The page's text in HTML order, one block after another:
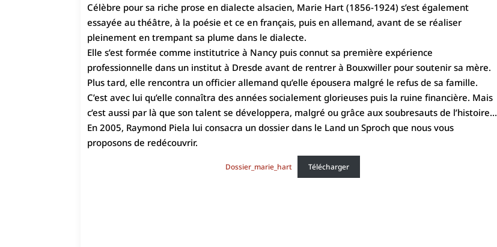
Célèbre pour sa riche prose en dialecte alsacien, Marie Hart (1856-1924) s’est également
essayée au théâtre, à la poésie et ce en français, puis en allemand, avant de se réaliser
pleinement en trempant sa plume dans le dialecte.
Elle s’est formée comme institutrice à Nancy puis connut sa première expérience
professionnelle dans un institut à Dresde avant de rentrer à Bouxwiller pour soutenir sa mère.
Plus tard, elle rencontra un officier allemand qu’elle épousera malgré le refus de sa famille.
C’est avec lui qu’elle connaîtra des années socialement glorieuses puis la ruine financière. Mais
c’est aussi par là que son talent se développera, malgré ou grâce aux soubresauts de l’histoire…
En 2005, Raymond Piela lui consacra un dossier dans le Land un Sproch que nous vous
proposons de redécouvrir.
Dossier_marie_hart Télécharger